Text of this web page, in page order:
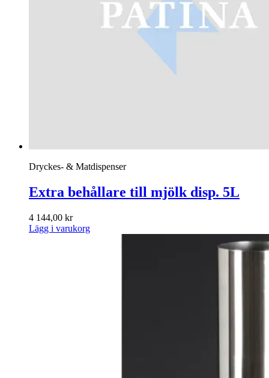
Dryckes- & Matdispenser
Extra behållare till mjölk disp. 5L
4 144,00 kr
Lägg i varukorg